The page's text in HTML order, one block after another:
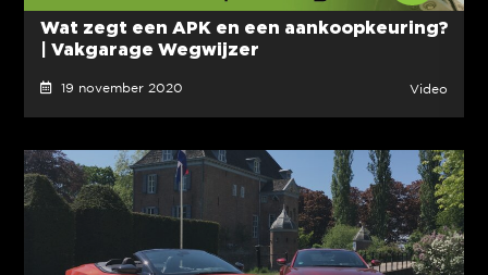
Wat zegt een APK en een aankoopkeuring?
| Vakgarage Wegwijzer
19 november 2020 Video